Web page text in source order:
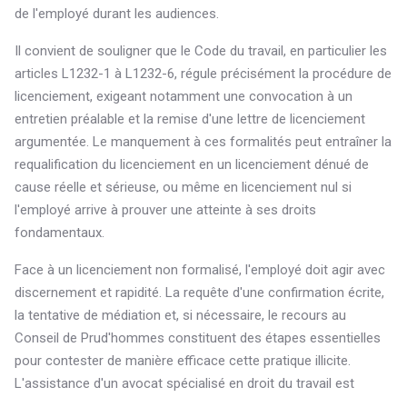
de l'employé durant les audiences.
Il convient de souligner que le Code du travail, en particulier les
articles L1232-1 à L1232-6, régule précisément la procédure de
licenciement, exigeant notamment une convocation à un
entretien préalable et la remise d'une lettre de licenciement
argumentée. Le manquement à ces formalités peut entraîner la
requalification du licenciement en un licenciement dénué de
cause réelle et sérieuse, ou même en licenciement nul si
l'employé arrive à prouver une atteinte à ses droits
fondamentaux.
Face à un licenciement non formalisé, l'employé doit agir avec
discernement et rapidité. La requête d'une confirmation écrite,
la tentative de médiation et, si nécessaire, le recours au
Conseil de Prud'hommes constituent des étapes essentielles
pour contester de manière efficace cette pratique illicite.
L'assistance d'un avocat spécialisé en droit du travail est